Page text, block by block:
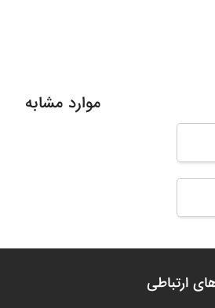
موارد مشابه
ارتباطی